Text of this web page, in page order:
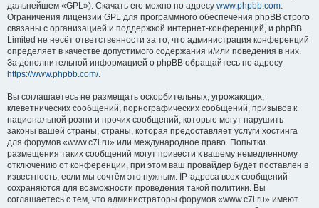
дальнейшем «GPL»). Скачать его можно по адресу www.phpbb.com.
Ограничения лицензии GPL для программного обеспечения phpBB строго
связаны с организацией и поддержкой интернет-конференций, и phpBB
Limited не несёт ответственности за то, что администрация конференций
определяет в качестве допустимого содержания и/или поведения в них.
За дополнительной информацией о phpBB обращайтесь по адресу
https://www.phpbb.com/.
Вы соглашаетесь не размещать оскорбительных, угрожающих,
клеветнических сообщений, порнографических сообщений, призывов к
национальной розни и прочих сообщений, которые могут нарушить
законы вашей страны, страны, которая предоставляет услуги хостинга
для форумов «www.c7i.ru» или международное право. Попытки
размещения таких сообщений могут привести к вашему немедленному
отключению от конференции, при этом ваш провайдер будет поставлен в
известность, если мы сочтём это нужным. IP-адреса всех сообщений
сохраняются для возможности проведения такой политики. Вы
соглашаетесь с тем, что администраторы форумов «www.c7i.ru» имеют